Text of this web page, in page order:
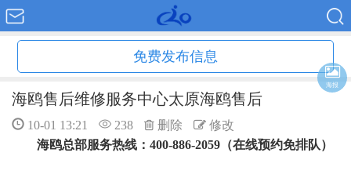
免费发布信息
海鸥售后维修服务中心太原海鸥售后
10-01 13:21 238 删除
修改
海鸥总部服务热线：400-886-2059（在线预约免排队）
海报